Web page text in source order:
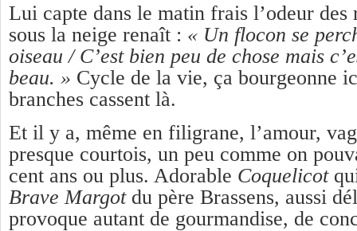
Lui capte dans le matin frais l’odeur des
sous la neige renaît : « Un flocon se
oiseau / C’est bien peu de chose mais
beau. » Cycle de la vie, ça bourgeonne
branches cassent là.
Et il y a, même en filigrane, l’amour,
presque courtois, un peu comme on
cent ans ou plus. Adorable Coquelicot
Brave Margotdu père Brassens, aussi
provoque autant de gourmandise, de